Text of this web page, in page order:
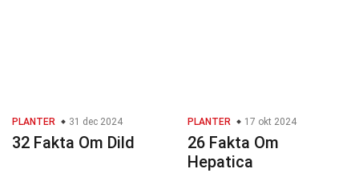
PLANTER 31 dec 2024
32 Fakta Om Dild
PLANTER 17 okt 2024
26 Fakta Om
Hepatica